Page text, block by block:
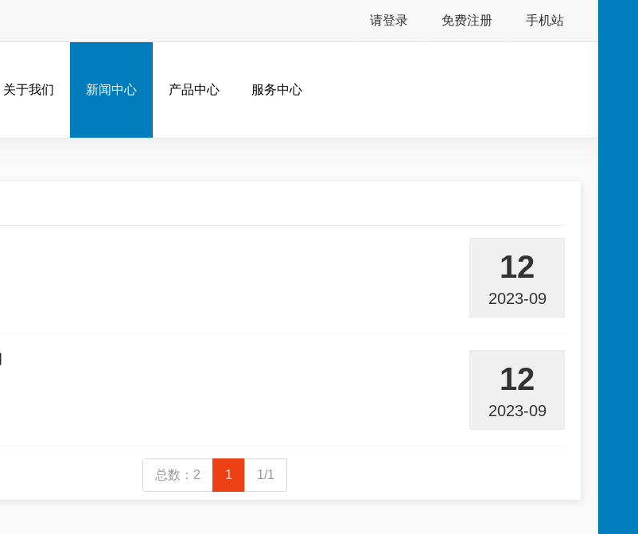
请登录 免费注册 手机站
关于我们 新闻中心 产品中心 服务中心
12
2023-09
12
2023-09
总数：2 1 1/1